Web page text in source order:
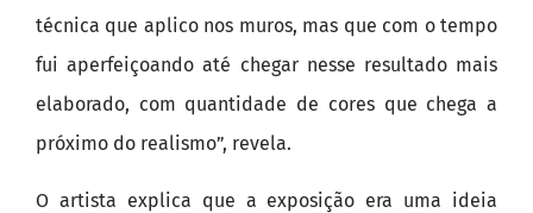
técnica que aplico nos muros, mas que com o tempo
fui aperfeiçoando até chegar nesse resultado mais
elaborado, com quantidade de cores que chega a
próximo do realismo”, revela.
O artista explica que a exposição era uma ideia